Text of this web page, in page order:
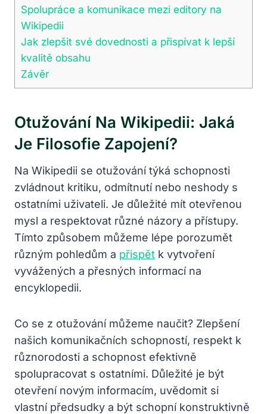
Spolupráce a komunikace mezi editory na
Wikipedii
Jak zlepšit své dovednosti a přispívat k lepší
kvalitě obsahu
Závěr
Otužování Na Wikipedii: Jaká
Je Filosofie Zapojení?
Na Wikipedii se otužování týká schopnosti
zvládnout kritiku, odmítnutí nebo neshody s
ostatními uživateli. Je důležité mít otevřenou
mysl a respektovat různé názory a přístupy.
Tímto způsobem můžeme lépe porozumět
různým pohledům a přispět k vytvoření
vyvážených a přesných informací na
encyklopedii.
Co se z otužování můžeme naučit? Zlepšení
našich komunikačních schopností, respekt k
různorodosti a schopnost efektivně
spolupracovat s ostatními. Důležité je být
otevření novým informacím, uvědomit si
vlastní předsudky a být schopní konstruktivně